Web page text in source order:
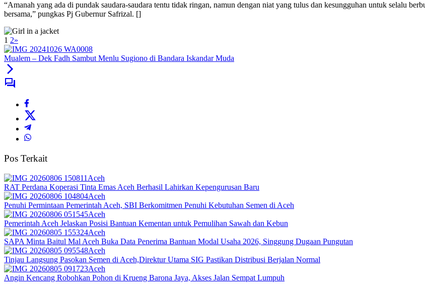
“Amanah yang ada di pundak saudara-saudara tentu tidak ringan, namun dengan niat yang tulus dan kesungguhan untuk selalu
bersama,” pungkas Pj Gubernur Safrizal. []
1 2»
Mualem – Dek Fadh Sambut Menlu Sugiono di Bandara Iskandar Muda
Pos Terkait
Aceh
RAT Perdana Koperasi Tinta Emas Aceh Berhasil Lahirkan Kepengurusan Baru
Aceh
Penuhi Permintaan Pemerintah Aceh, SBI Berkomitmen Penuhi Kebutuhan Semen di Aceh
Aceh
Pemerintah Aceh Jelaskan Posisi Bantuan Kementan untuk Pemulihan Sawah dan Kebun
Aceh
SAPA Minta Baitul Mal Aceh Buka Data Penerima Bantuan Modal Usaha 2026, Singgung Dugaan Pungutan
Aceh
Tinjau Langsung Pasokan Semen di Aceh,Direktur Utama SIG Pastikan Distribusi Berjalan Normal
Aceh
Angin Kencang Robohkan Pohon di Krueng Barona Jaya, Akses Jalan Sempat Lumpuh